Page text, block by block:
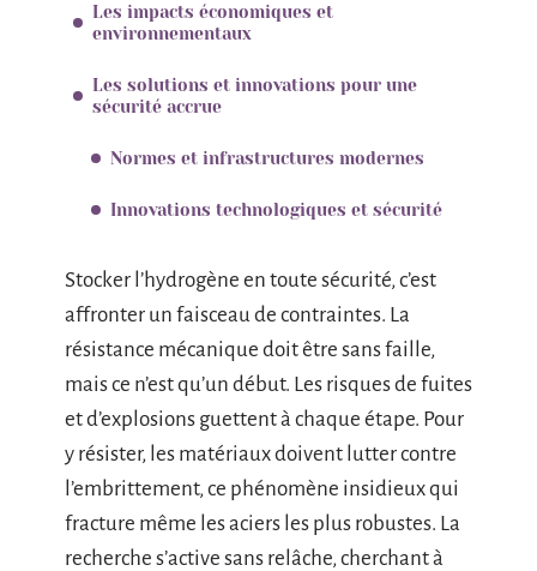
Les impacts économiques et
environnementaux
Les solutions et innovations pour une
sécurité accrue
Normes et infrastructures modernes
Innovations technologiques et sécurité
Stocker l’hydrogène en toute sécurité, c’est
affronter un faisceau de contraintes. La
résistance mécanique doit être sans faille,
mais ce n’est qu’un début. Les risques de fuites
et d’explosions guettent à chaque étape. Pour
y résister, les matériaux doivent lutter contre
l’embrittement, ce phénomène insidieux qui
fracture même les aciers les plus robustes. La
recherche s’active sans relâche, cherchant à